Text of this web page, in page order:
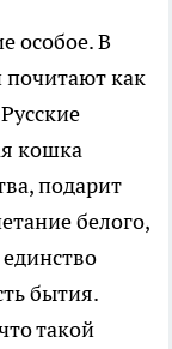
особое. В
как
кошка
подарит
белого,
бытия.
такой